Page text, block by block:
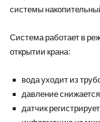
системы
Система работает в
открытии крана:
вода уходит из
давление
датчик